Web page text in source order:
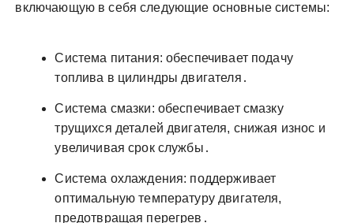
включающую в себя следующие основные системы:
Система питания: обеспечивает подачу
топлива в цилиндры двигателя․
Система смазки: обеспечивает смазку
трущихся деталей двигателя, снижая износ и
увеличивая срок службы․
Система охлаждения: поддерживает
оптимальную температуру двигателя,
предотвращая перегрев․